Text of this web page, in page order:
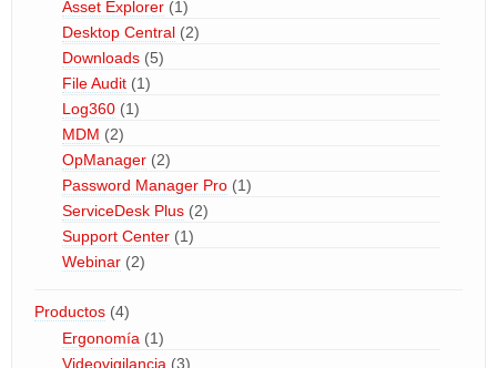
Asset Explorer (1)
Desktop Central (2)
Downloads (5)
File Audit (1)
Log360 (1)
MDM (2)
OpManager (2)
Password Manager Pro (1)
ServiceDesk Plus (2)
Support Center (1)
Webinar (2)
Productos (4)
Ergonomía (1)
Videovigilancia (3)